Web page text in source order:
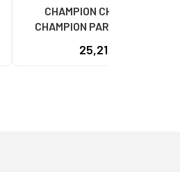
CHAMPION CHANCLAS
CHAMPION PARA HOMBRE,
25,21 €